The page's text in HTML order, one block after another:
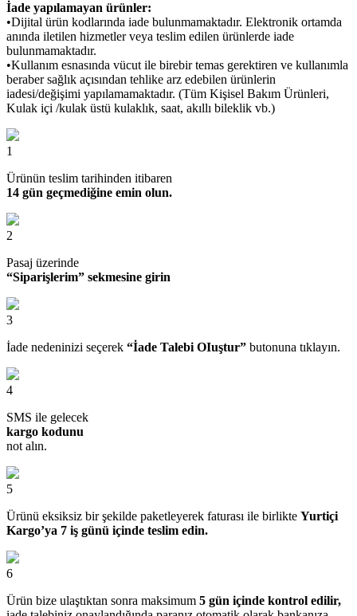
İade yapılamayan ürünler:
•Dijital ürün kodlarında iade bulunmamaktadır. Elektronik ortamda
anında iletilen hizmetler veya teslim edilen ürünlerde iade
bulunmamaktadır.
•Kullanım esnasında vücut ile birebir temas gerektiren ve kullanımla
beraber sağlık açısından tehlike arz edebilen ürünlerin
iadesi/değişimi yapılamamaktadır. (Tüm Kişisel Bakım Ürünleri,
Kulak içi /kulak üstü kulaklık, saat, akıllı bileklik vb.)
1
Ürünün teslim tarihinden itibaren
14 gün geçmediğine emin olun.
2
Pasaj üzerinde
“Siparişlerim” sekmesine girin
3
İade nedeninizi seçerek “İade Talebi OIuştur” butonuna tıklayın.
4
SMS ile gelecek
kargo kodunu
not alın.
5
Ürünü eksiksiz bir şekilde paketleyerek faturası ile birlikte Yurtiçi
Kargo’ya 7 iş günü içinde teslim edin.
6
Ürün bize ulaştıktan sonra maksimum 5 gün içinde kontrol edilir,